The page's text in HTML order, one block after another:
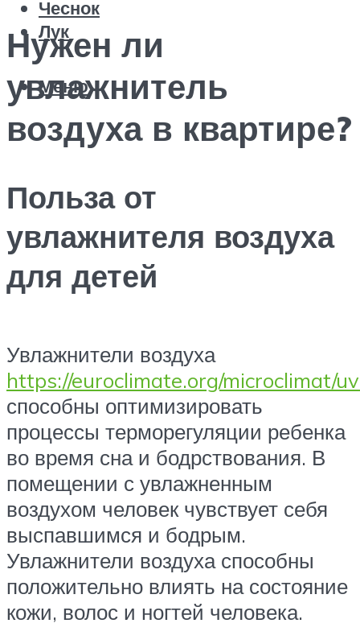
Чеснок
Лук
Меню
Нужен ли
увлажнитель
воздуха в квартире?
Польза от
увлажнителя воздуха
для детей
Увлажнители воздуха
https://euroclimate.org/microclimat/
способны оптимизировать
процессы терморегуляции ребенка
во время сна и бодрствования. В
помещении с увлажненным
воздухом человек чувствует себя
выспавшимся и бодрым.
Увлажнители воздуха способны
положительно влиять на состояние
кожи, волос и ногтей человека.